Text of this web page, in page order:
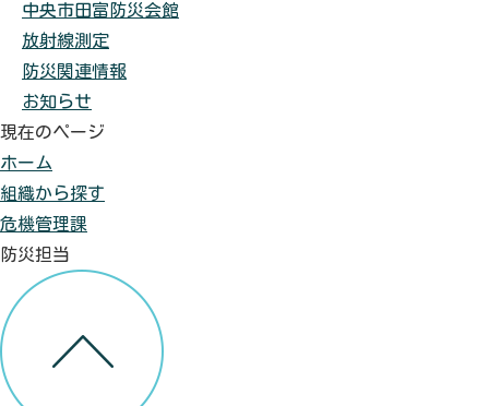
中央市田富防災会館
放射線測定
防災関連情報
お知らせ
現在のページ
ホーム
組織から探す
危機管理課
防災担当